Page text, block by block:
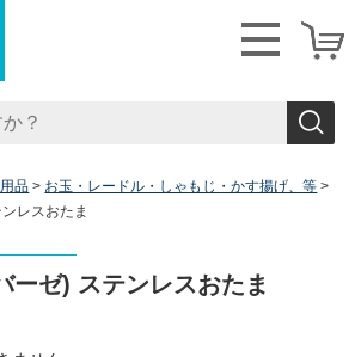
品
お玉・レードル・しゃもじ・かす揚げ、等
レスおたま
ーゼ) ステンレスおたま